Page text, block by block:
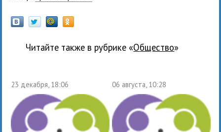
Читайте также в рубрике « общество»
23 декабря, 18:06 06 августа, 10:28